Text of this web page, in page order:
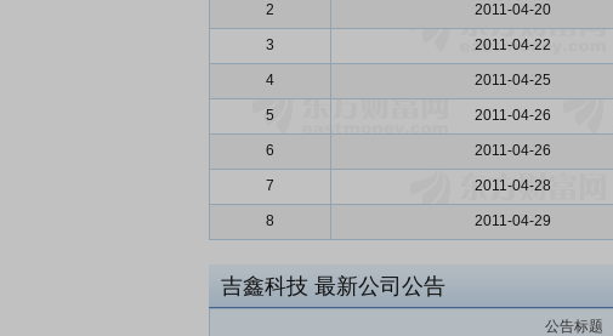
2 2011-04-20
3 2011-04-22
4 2011-04-25
5 2011-04-26
6 2011-04-26
7 2011-04-28
8 2011-04-29
吉鑫科技 最新公司公告
公告标题